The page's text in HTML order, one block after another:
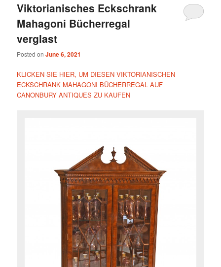
Viktorianisches Eckschrank
Mahagoni Bücherregal
verglast
Posted onJune 6, 2021
KLICKEN SIE HIER, UM DIESEN VIKTORIANISCHEN
ECKSCHRANK MAHAGONI BÜCHERREGAL AUF
CANONBURY ANTIQUES ZU KAUFEN